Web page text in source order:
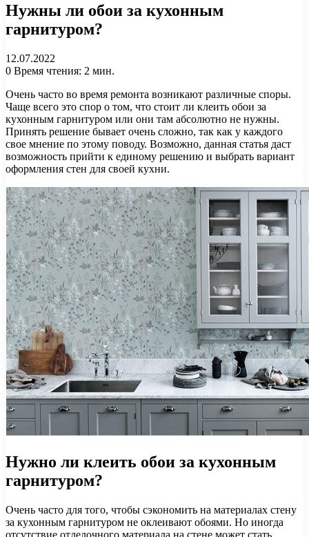
Нужны ли обои за кухонным
гарнитуром?
12.07.2022
0 Время чтения: 2 мин.
Очень часто во время ремонта возникают различные споры.
Чаще всего это спор о том, что стоит ли клеить обои за
кухонным гарнитуром или они там абсолютно не нужны.
Принять решение бывает очень сложно, так как у каждого
свое мнение по этому поводу. Возможно, данная статья даст
возможность прийти к единому решению и выбрать вариант
оформления стен для своей кухни.
Нужно ли клеить обои за кухонным
гарнитуром?
Очень часто для того, чтобы сэкономить на материалах стену
за кухонным гарнитуром не оклеивают обоями. Но иногда
отсутствие отделочного материала на стене может стать